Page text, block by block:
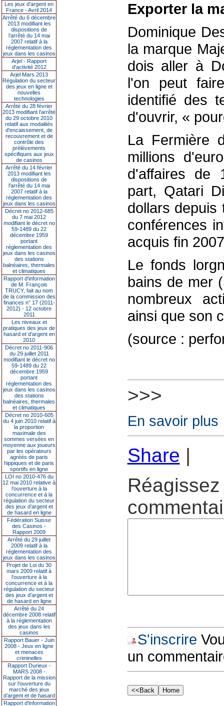
Les jeux d’argent en
France - Avril 2014
Arrêté du 6 décembre
2013 modifiant les
dispositions de
l’arrêté du 14 mai
2007 relatif à la
réglementation des
jeux dans les casinos
Arjel - Rapport
d'activité 2012
Arjel Mars 2013
Régulation du secteur
des jeux en ligne et
nouvelles
technologies
Arrêté du 28 février
2013 modifiant l'arrêté
du 29 octobre 2010
relatif aux modalités
d'encaissement, de
recouvrement et de
contrôle des
prélèvements
spécifiques aux jeux
de casinos
Arrêté du 14 février
2013 modifiant les
dispositions de
l'arrêté du 14 mai
2007 relatif à la
réglementation des
jeux dans les casinos
Décret no 2012-685
du 7 mai 2012
modifiant le décret no
59-1489 du 22
décembre 1959
portant
réglementation des
jeux dans les casinos
des stations
balnéaires, thermales
et climatiques
Rapport d'information
de M. François
TRUCY, fait au nom
de la commission des
finances n° 17 (2011-
2012) - 12 octobre
2011
Les niveaux et
pratiques des jeux de
hasard et d’argent en
2010
Décret no 2011-906
du 29 juillet 2011
modifiant le décret no
59-1489 du 22
décembre 1959
portant
réglementation des
jeux dans les casinos
des stations
balnéaires, thermales
et climatiques
Décret no 2010-605
du 4 juin 2010 relatif à
la proportion
maximale des
sommes versées en
moyenne aux joueurs
par les opérateurs
agréés de paris
hippiques et de paris
sportifs en ligne
LOI no 2010-476 du
12 mai 2010 relative à
l’ouverture à la
concurrence et à la
régulation du secteur
des jeux d’argent et
de hasard en ligne
Fédération Suisse
des Casinos -
Rapport 2009
Arrêté du 29 juillet
2009 relatif à la
réglementation des
jeux dans les casinos
Projet de Loi du 30
mars 2009 relatif à
l’ouverture à la
concurrence et à la
régulation du secteur
des jeux d’argent et
de hasard en ligne
Arrêté du 24
décembre 2008 relatif
à la réglementation
des jeux dans les
casinos
Rapport Bauer - Juin
2008 - Jeux en ligne
et menaces
criminelles
Rapport Durieux -
MARS 2008 -
Rapport de la mission
sur l’ouverture du
marché des jeux
d’argent et de hasard
Rapport d'information
Exporter la
Dominique
la marque
dois aller à
l'on peut
identifié des
d'ouvrir, «
La Fermière
millions
d'affaires de
part, Qatari
dollars
conférences
acquis fin
Le fonds
bains de mer
nombreux
ainsi que son
(source :
>>>
En savoir plus
Share |
S'inscrire
un